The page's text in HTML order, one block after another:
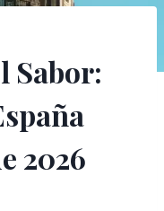
Sabor:
2026